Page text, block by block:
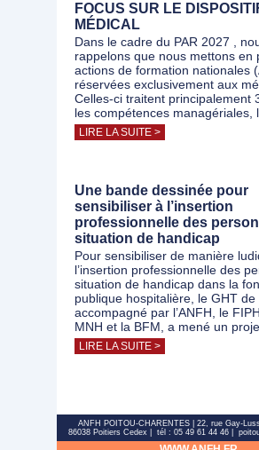
FOCUS SUR LE
MÉDICAL
Dans le cadre du PAR 2027 ,
rappelons que nous mettons en
actions de formation nationales
réservées exclusivement aux
Celles-ci traitent principalement
les compétences managériales,
LIRE LA SUITE >
Une bande dessinée pour
sensibiliser à l’insertion
professionnelle des
situation de handicap
Pour sensibiliser de manière
l’insertion professionnelle des
situation de handicap dans la
publique hospitalière, le GHT de
accompagné par l’ANFH, le
MNH et la BFM, a mené un
LIRE LA SUITE >
ANFH POITOU-CHARENTES | 22, rue Gay-
86038 Poitiers Cedex | tél : 05 49 61 44 46 |